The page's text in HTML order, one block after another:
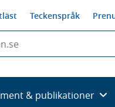
Teckenspråk
& publikationer